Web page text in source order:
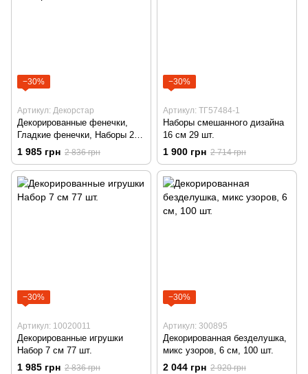
−30%
Артикул: Декорстар
Декорированные фенечки,
Гладкие фенечки, Наборы 20
см 77 шт.
1 985 грн 2 836 грн
−30%
Артикул: ТГ57484-1
Наборы смешанного дизайна
16 см 29 шт.
1 900 грн 2 714 грн
−30%
Артикул: 10020011
Декорированные игрушки
Набор 7 см 77 шт.
1 985 грн 2 836 грн
−30%
Артикул: 300895
Декорированная безделушка,
микс узоров, 6 см, 100 шт.
2 044 грн 2 920 грн